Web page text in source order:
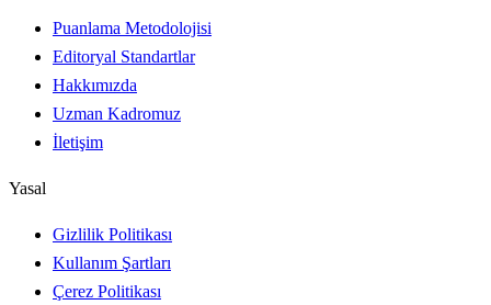
Puanlama Metodolojisi
Editoryal Standartlar
Hakkımızda
Uzman Kadromuz
İletişim
Yasal
Gizlilik Politikası
Kullanım Şartları
Çerez Politikası